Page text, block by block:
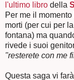
l'ultimo libro della
Per me il
morti (per cui per
fontana) ma
rivede i suoi
"resterete con me
Questa saga vi